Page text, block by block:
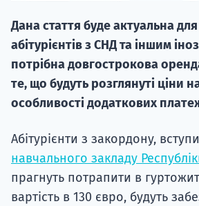
Дана стаття буде актуальна для
абітурієнтів з СНД та іншим
потрібна довгострокова
те, що будуть розглянуті ціни
особливості додаткових
Абітурієнти з закордону,
навчального закладу
прагнуть потрапити в
вартість в 130 євро, будуть